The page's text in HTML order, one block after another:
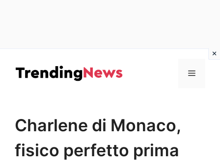
contenuto
Menu
Charlene di Monaco,
fisico perfetto prima